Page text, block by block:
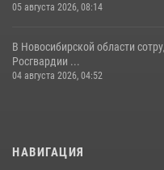
05 августа 2026, 08:14
В Новосибирской области
Росгвардии ...
04 августа 2026, 04:52
НАВИГАЦИЯ